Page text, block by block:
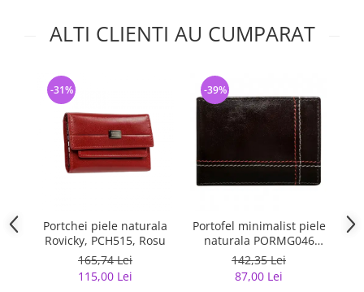
ALTI CLIENTI AU CUMPARAT
Portchei piele naturala
Rovicky, PCH515, Rosu
165,74 Lei
115,00 Lei
-31%
Portofel minimalist piele
naturala PORMG046
Maron, cu portcard
detasabil
142,35 Lei
87,00 Lei
-39%